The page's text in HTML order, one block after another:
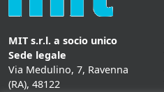
MIT s.r.l. a socio unico
Sede legale
Via Medulino, 7, Ravenna
(RA), 48122